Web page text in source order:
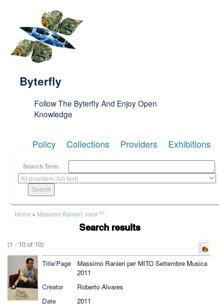
Byterfly
Follow The Byterfly And Enjoy Open
Knowledge
Policy Collections Providers Exhibitions
Search Term
You are here
Home » Massimo Ranieri, voce (x)
Search results
(1 - 10 of 10)
Title/Page
Massimo Ranieri per MITO Settembre Musica
2011
Creator
Roberto Alvares
Date
2011